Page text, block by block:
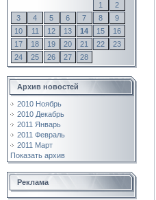
1
2
3
4 5 6 7 8
9
10
11 12 13 14 15
16
17
18 19 20 21 22
23
24
25 26 27 28
Архив новостей
2010 Ноябрь
2010 Декабрь
2011 Январь
2011 Февраль
2011 Март
Показать архив
Реклама